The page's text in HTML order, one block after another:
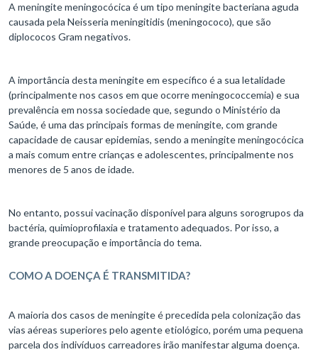
A meningite meningocócica é um tipo meningite bacteriana aguda
causada pela Neisseria meningitidis (meningococo), que são
diplococos Gram negativos.
A importância desta meningite em específico é a sua letalidade
(principalmente nos casos em que ocorre meningococcemia) e sua
prevalência em nossa sociedade que, segundo o Ministério da
Saúde, é uma das principais formas de meningite, com grande
capacidade de causar epidemias, sendo a meningite meningocócica
a mais comum entre crianças e adolescentes, principalmente nos
menores de 5 anos de idade.
No entanto, possui vacinação disponível para alguns sorogrupos da
bactéria, quimioprofilaxia e tratamento adequados. Por isso, a
grande preocupação e importância do tema.
COMO A DOENÇA É TRANSMITIDA?
A maioria dos casos de meningite é precedida pela colonização das
vias aéreas superiores pelo agente etiológico, porém uma pequena
parcela dos indivíduos carreadores irão manifestar alguma doença.